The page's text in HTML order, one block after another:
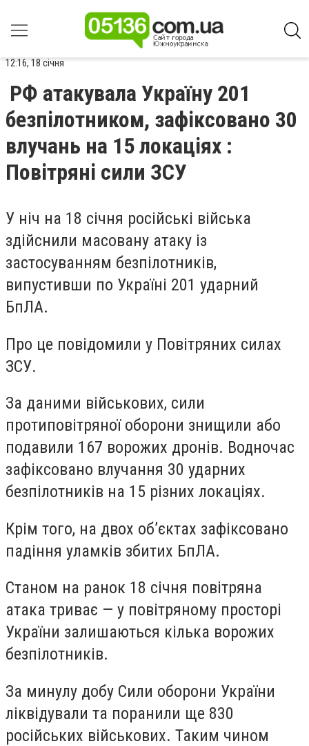
12:16, 18 січня
РФ атакувала Україну 201
безпілотником, зафіксовано 30
влучань на 15 локаціях :
Повітряні сили ЗСУ
У ніч на 18 січня російські війська
здійснили масовану атаку із
застосуванням безпілотників,
випустивши по Україні 201 ударний
БпЛА.
Про це повідомили у Повітряних силах
ЗСУ.
За даними військових, сили
протиповітряної оборони знищили або
подавили 167 ворожих дронів. Водночас
зафіксовано влучання 30 ударних
безпілотників на 15 різних локаціях.
Крім того, на двох об’єктах зафіксовано
падіння уламків збитих БпЛА.
Станом на ранок 18 січня повітряна
атака триває — у повітряному просторі
України залишаються кілька ворожих
безпілотників.
За минулу добу Сили оборони України
ліквідували та поранили ще 830
російських військових. Таким чином